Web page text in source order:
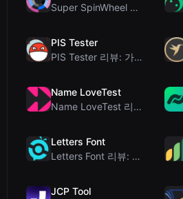
Super SpinWheel 리뷰: 개인정보 보호 우선 무료 휠 스피너
PIS Tester
PIS Tester 리뷰: 가짜 친구를 색출하는 AI 없는 우정 퀴즈
Name LoveTest
Name LoveTest 리뷰: 공유 가능한 이미지를 갖춘 개인정보 보호 중심의 연애 궁합...
Letters Font
Letters Font 리뷰: 인스타그램 등에서 사용 가능한 무료 유니코드 글꼴 생성기
JCP Tool